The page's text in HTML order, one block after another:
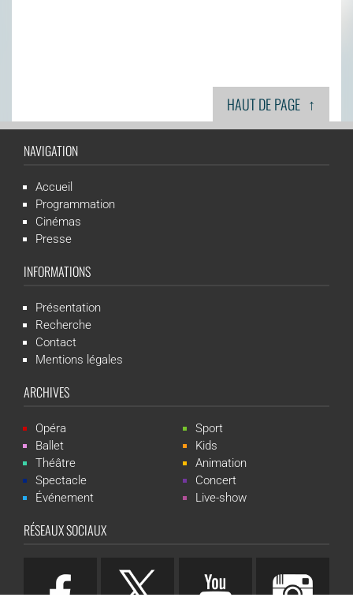
HAUT DE PAGE ↑
NAVIGATION
Accueil
Programmation
Cinémas
Presse
INFORMATIONS
Présentation
Recherche
Contact
Mentions légales
ARCHIVES
Opéra
Ballet
Théâtre
Spectacle
Événement
Sport
Kids
Animation
Concert
Live-show
RÉSEAUX SOCIAUX